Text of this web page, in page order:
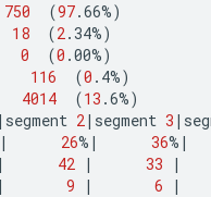
750 (97.66%)
18 (2.34%)
0 (0 .00%)
116 (0 .4%)
4014 (13 .6%)
| segment 2| segment 3 |
| 26% | 36% |
| 42 | 33
|
| 9 | 6 |